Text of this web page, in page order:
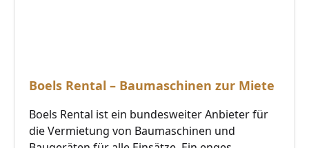
Boels Rental – Baumaschinen zur Miete
Boels Rental ist ein bundesweiter Anbieter für
die Vermietung von Baumaschinen und